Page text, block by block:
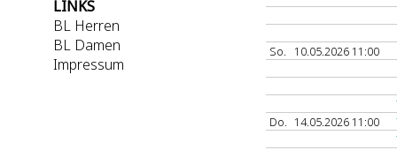
LINKS
BL Herren
BL Damen
Impressum
So.
10.05.2026 11:00
Do. 14.05.2026 11:00